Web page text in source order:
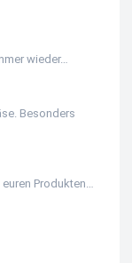
wieder…
Besonders
Produkten…